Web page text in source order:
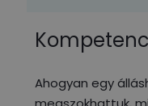
Ahogyan egy